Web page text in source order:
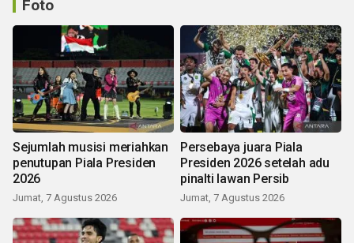
Foto
Sejumlah musisi meriahkan
penutupan Piala Presiden
2026
Jumat, 7 Agustus 2026
Persebaya juara Piala
Presiden 2026 setelah adu
pinalti lawan Persib
Jumat, 7 Agustus 2026